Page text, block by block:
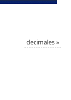
decimales»